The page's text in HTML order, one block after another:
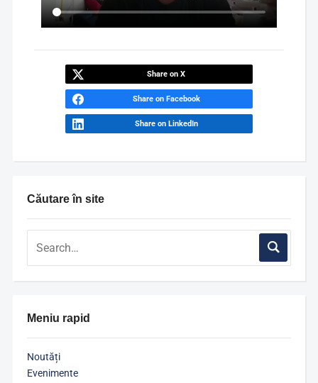
Căutare în site
Meniu rapid
Noutăți
Evenimente
Share on X
Share on Facebook
Share on LinkedIn